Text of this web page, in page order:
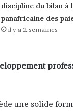
discipline du bilan à
panafricaine des
il y a 2 semaines
une solide